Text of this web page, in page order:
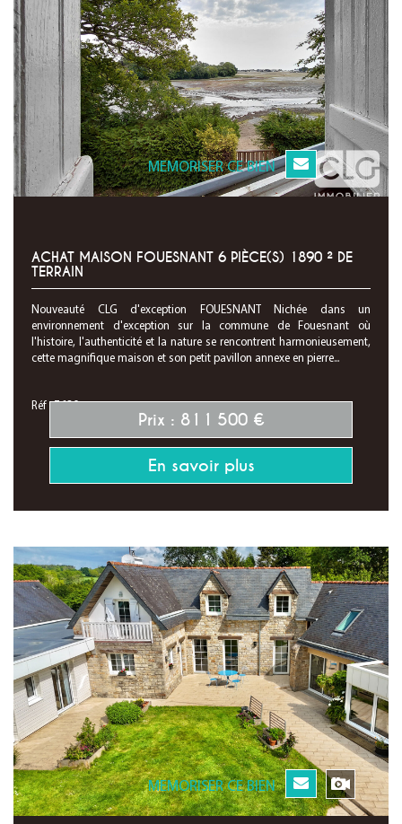
MEMORISER CE BIEN
ACHAT MAISON FOUESNANT 6 PIÈCE(S) 1890 ² DE
TERRAIN
Nouveauté CLG d'exception FOUESNANT Nichée dans un
environnement d'exception sur la commune de Fouesnant où
l'histoire, l'authenticité et la nature se rencontrent harmonieusement,
cette magnifique maison et son petit pavillon annexe en pierre...
Réf : 7630
Prix : 811 500 €
En savoir plus
MEMORISER CE BIEN